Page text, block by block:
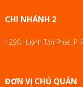
CHI NHÁNH 2
1290 Huỳnh Tấn Phát, P.
ĐƠN VỊ CHỦ QUẢN